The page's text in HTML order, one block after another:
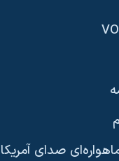
صدای آمریکا